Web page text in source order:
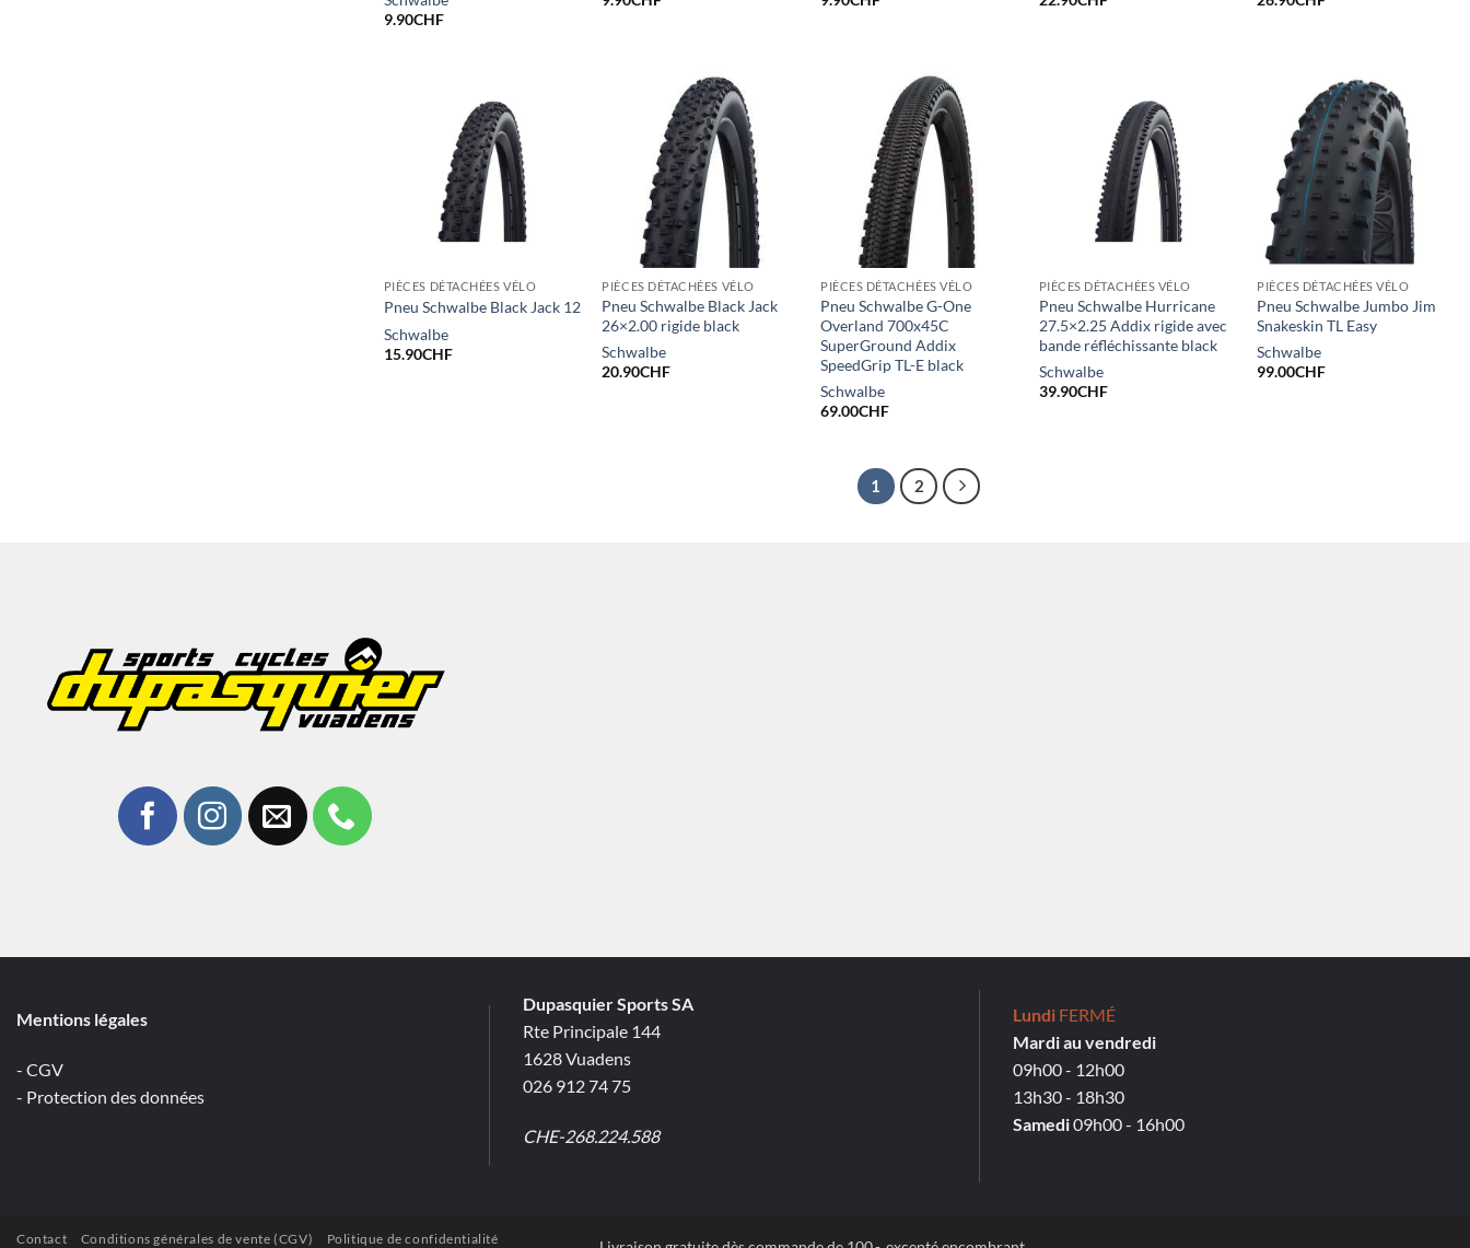
9.90CHF
PIÈCES DÉTACHÉES VÉLO
Pneu Schwalbe Black Jack 12
Schwalbe
15.90CHF
PIÈCES DÉTACHÉES VÉLO
Pneu Schwalbe Black Jack
26×2.00 rigide black
Schwalbe
20.90CHF
PIÈCES DÉTACHÉES VÉLO
Pneu Schwalbe G-One
Overland 700x45C
SuperGround Addix
SpeedGrip TL-E black
Schwalbe
69.00CHF
PIÈCES DÉTACHÉES VÉLO
Pneu Schwalbe Hurricane
27.5×2.25 Addix rigide avec
bande réfléchissante black
Schwalbe
39.90CHF
PIÈCES DÉTACHÉES VÉLO
Pneu Schwalbe Jumbo Jim
Snakeskin TL Easy
Schwalbe
99.00CHF
1 2
Mentions légales
- CGV
- Protection des données
Dupasquier Sports SA
Rte Principale 144
1628 Vuadens
026 912 74 75
CHE-268.224.588
Lundi FERMÉ
Mardi au vendredi
09h00 - 12h00
13h30 - 18h30
Samedi09h00 - 16h00
Contact Conditions générales de vente (CGV) Politique de confidentialité